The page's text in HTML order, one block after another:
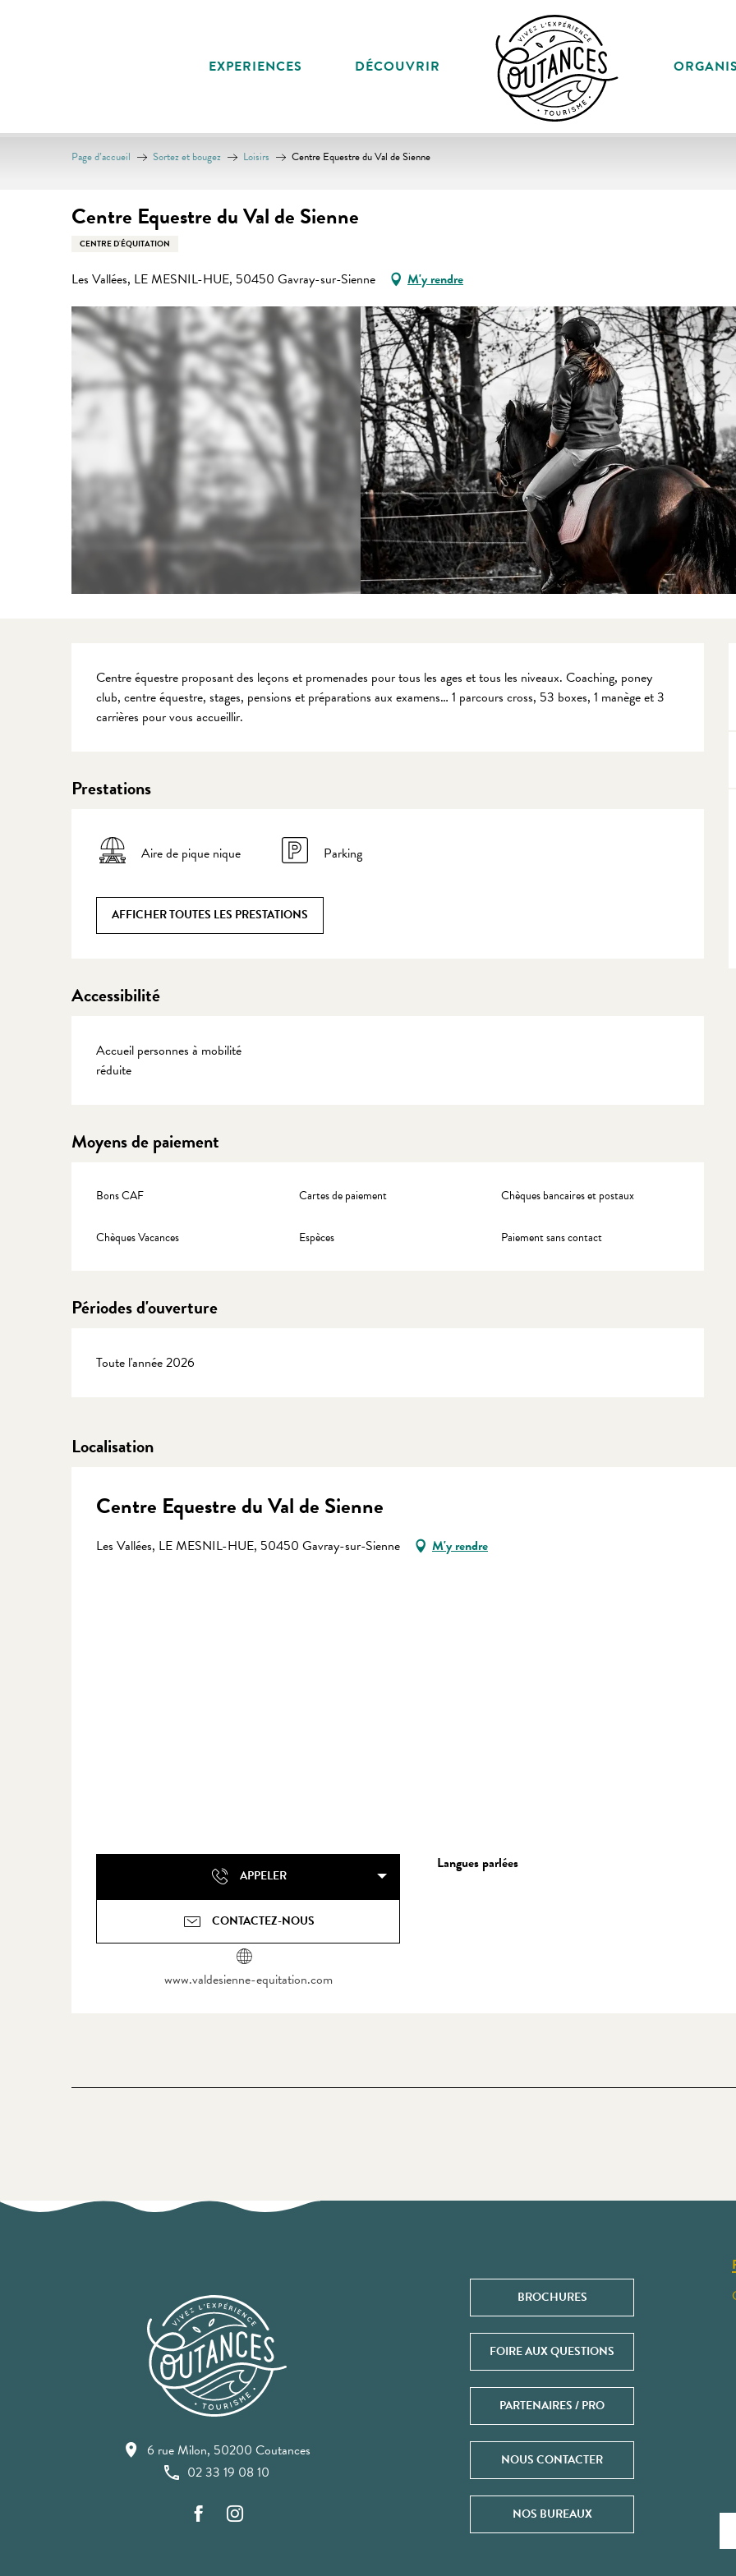
EXPERIENCES DÉCOUVRIR
Page d’accueil Sortez et bougez Loisirs Centre Equestre du Val de Sienne
Centre Equestre du Val de Sienne
CENTRE D'ÉQUITATION
Les Vallées, LE MESNIL-HUE, 50450 Gavray-sur-Sienne M'y rendre
Description
Centre équestre proposant des leçons et promenades pour tous les ages et tous les niveaux. Coaching, poney
club, centre équestre, stages, pensions et préparations aux examens… 1 parcours cross, 53 boxes, 1 manège et 3
carrières pour vous accueillir.
Prestations
Aire de pique nique Parking
AFFICHER TOUTES LES PRESTATIONS
Accessibilité
Accueil personnes à mobilité
réduite
Moyens de paiement
Bons CAF Cartes de paiement Chèques bancaires et postaux
Chèques Vacances Espèces Paiement sans contact
Périodes d'ouverture
Toute l'année 2026
Localisation
Centre Equestre du Val de Sienne
Les Vallées, LE MESNIL-HUE, 50450 Gavray-sur-Sienne
M'y rendre
APPELER
CONTACTEZ-NOUS
www.valdesienne-equitation.com
Langues parlées
Langues parlées
6 rue Milon, 50200 Coutances
02 33 19 08 10
BROCHURES
FOIRE AUX QUESTIONS
PARTENAIRES / PRO
NOUS CONTACTER
NOS BUREAUX